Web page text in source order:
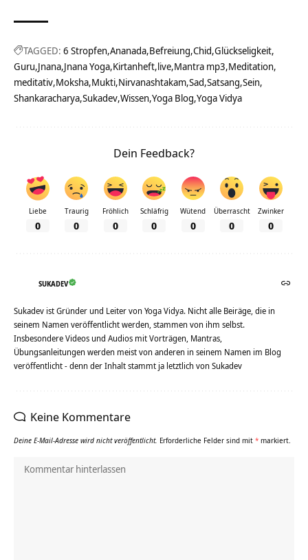
TAGGED: 6 Stropfen Ananada Befreiung Chid Glückseligkeit
Guru Jnana Jnana Yoga Kirtanheft live Mantra mp3 Meditation
meditativ Moksha Mukti Nirvanashtakam Sad Satsang Sein
Shankaracharya Sukadev Wissen Yoga Blog Yoga Vidya
Dein Feedback?
Liebe
0
Traurig
0
Fröhlich
0
Schläfrig
0
Wütend
0
Überrascht
0
Zwinker
0
SUKADEV
Sukadev ist Gründer und Leiter von Yoga Vidya. Nicht alle Beiräge, die in
seinem Namen veröffentlicht werden, stammen von ihm selbst.
Insbesondere Videos und Audios mit Vorträgen, Mantras,
Übungsanleitungen werden meist von anderen in seinem Namen im Blog
veröffentlicht - denn der Inhalt stammt ja letztlich von Sukadev
Keine Kommentare
Deine E-Mail-Adresse wird nicht veröffentlicht. Erforderliche Felder sind mit * markiert.